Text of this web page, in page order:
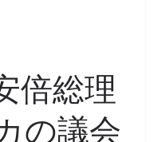
倍総理
の議会